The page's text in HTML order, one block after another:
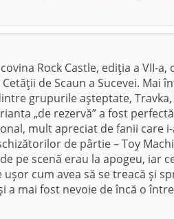
Rock Castle, ediţia a VII-a,
de Scaun a Sucevei. Mai
grupurile aşteptate,
„de rezervă” a fost
mult apreciat de fanii care
de pârtie – Toy
pe scenă erau la apogeu, iar
cum avea să se treacă şi
a mai fost nevoie de încă o